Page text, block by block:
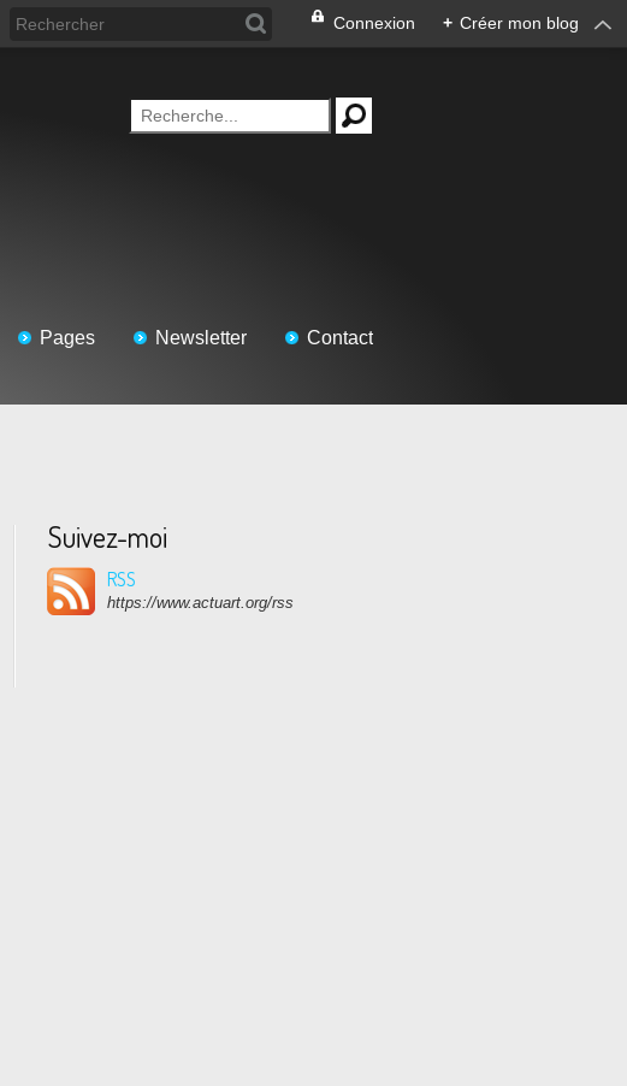
Connexion + Créer mon blog
Pages Newsletter Contact
Suivez-moi
RSS
https://www.actuart.org/rss